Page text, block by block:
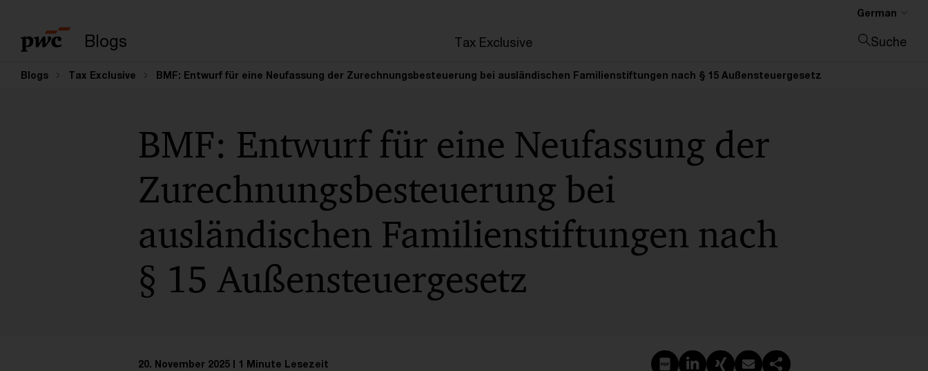
Blogs Tax Exclusive
German
Suche
Blogs Tax Exclusive BMF: Entwurf für eine Neufassung der Zurechnungsbesteuerung bei ausländischen Familienstiftungen nach § 15 Außensteuergesetz
BMF: Entwurf für eine Neufassung der
Zurechnungsbesteuerung bei
ausländischen Familienstiftungen nach
§ 15 Außensteuergesetz
20. November 2025 1 Minute Lesezeit PDF erstellen
Auf LinkedIn teilen
Auf Xing teilen
Per E-Mail teilen
Link kopieren